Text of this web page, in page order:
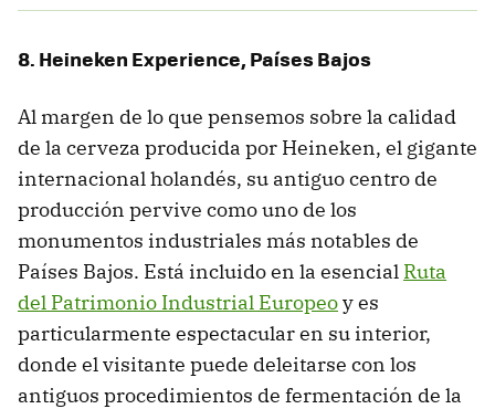
8. Heineken Experience, Países Bajos
Al margen de lo que pensemos sobre la calidad
de la cerveza producida por Heineken, el gigante
internacional holandés, su antiguo centro de
producción pervive como uno de los
monumentos industriales más notables de
Países Bajos. Está incluido en la esencial Ruta
del Patrimonio Industrial Europeoy es
particularmente espectacular en su interior,
donde el visitante puede deleitarse con los
antiguos procedimientos de fermentación de la